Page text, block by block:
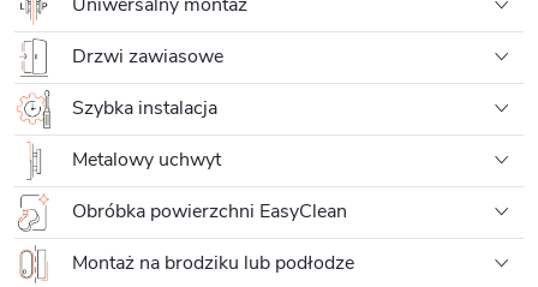
Drzwi zawiasowe
Szybka instalacja
Metalowy uchwyt
Obróbka powierzchni EasyClean
Montaż na brodziku lub podłodze